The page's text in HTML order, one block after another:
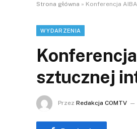
Strona główna » Konferencja
WYDARZENIA
sztucznej
Przez Redakcja COMTV